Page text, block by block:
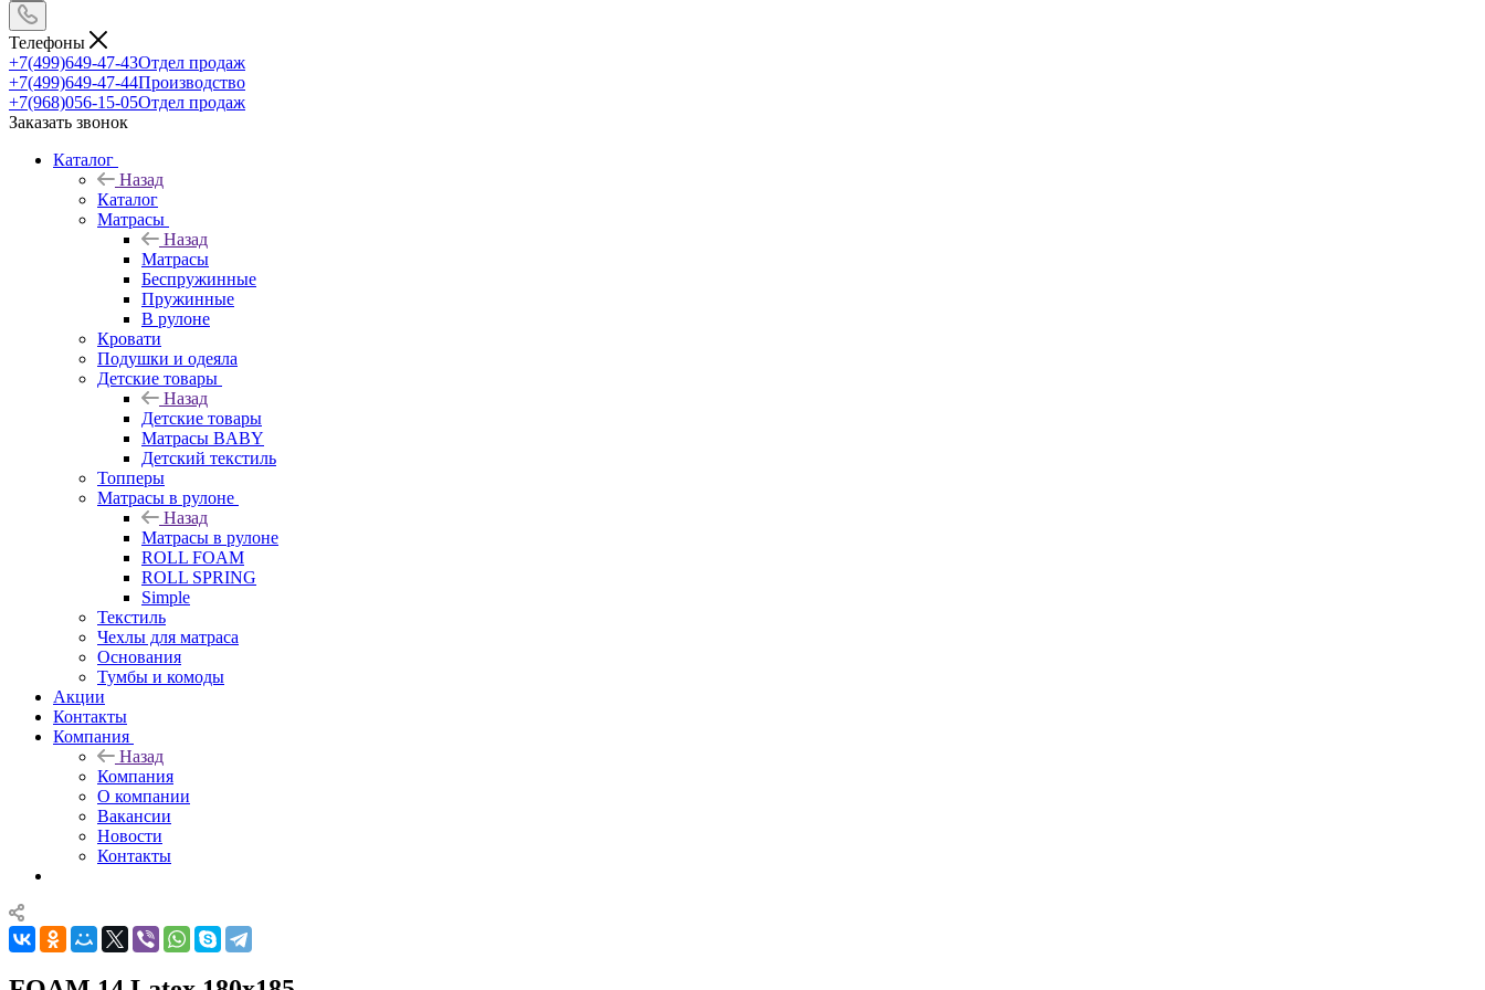
Телефоны
+7(499)649-47-43Отдел продаж
+7(499)649-47-44Производство
+7(968)056-15-05Отдел продаж
Заказать звонок
Каталог
Назад
Каталог
Матрасы
Назад
Матрасы
Беспружинные
Пружинные
В рулоне
Кровати
Подушки и одеяла
Детские товары
Назад
Детские товары
Матрасы BABY
Детский текстиль
Топперы
Матрасы в рулоне
Назад
Матрасы в рулоне
ROLL FOAM
ROLL SPRING
Simple
Текстиль
Чехлы для матраса
Основания
Тумбы и комоды
Акции
Контакты
Компания
Назад
Компания
О компании
Вакансии
Новости
Контакты